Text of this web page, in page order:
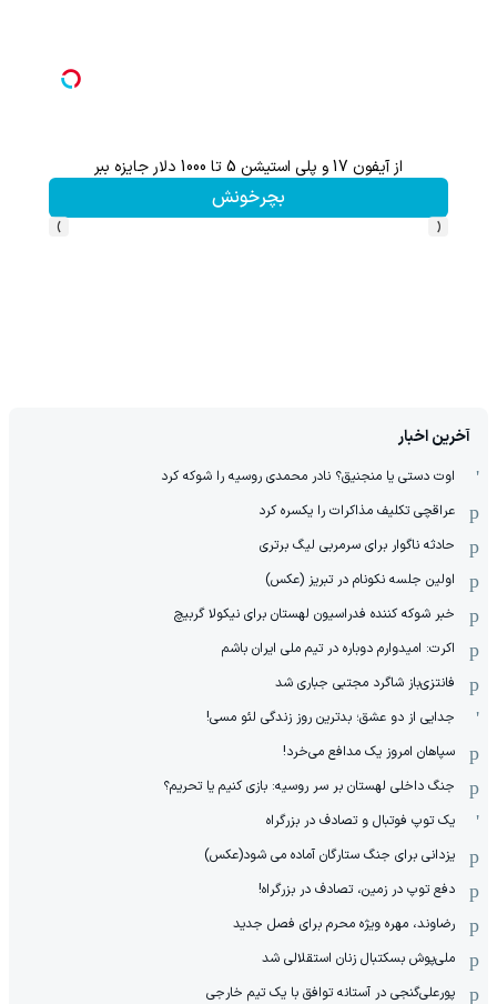
از آیفون 17 و پلی استیشن 5 تا 1000 دلار جایزه ببر
بچرخونش
‹
›
آخرین اخبار
اوت دستی یا منجنیق؟ نادر محمدی روسیه را شوکه کرد
عراقچی تکلیف مذاکرات را یکسره کرد
حادثه ناگوار برای سرمربی لیگ برتری
اولین جلسه نکونام در تبریز (عکس)
خبر شوکه کننده فدراسیون لهستان برای نیکولا گربیچ
اکرت: امیدوارم دوباره در تیم ملی ایران باشم
فانتزی‌باز شاگرد مجتبی جباری شد
جدایی از دو عشق؛ بدترین روز زندگی لئو مسی!
سپاهان امروز یک مدافع می‌خرد!
جنگ داخلی لهستان بر سر روسیه: بازی کنیم یا تحریم؟
یک توپ فوتبال و تصادف در بزرگراه
یزدانی برای جنگ ستارگان آماده می شود(عکس)
دفع توپ در زمین، تصادف در بزرگراه!
رضاوند، مهره ویژه محرم برای فصل جدید
ملی‌پوش بسکتبال زنان استقلالی شد
پورعلی‌گنجی در آستانه توافق با یک تیم خارجی